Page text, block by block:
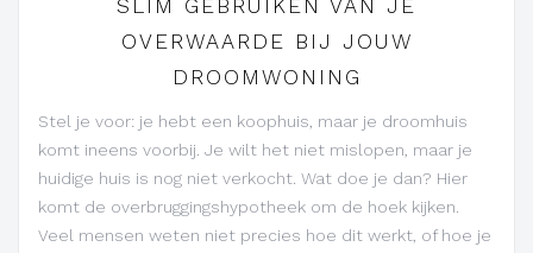
SLIM GEBRUIKEN VAN JE
OVERWAARDE BIJ JOUW
DROOMWONING
Stel je voor: je hebt een koophuis, maar je droomhuis
komt ineens voorbij. Je wilt het niet mislopen, maar je
huidige huis is nog niet verkocht. Wat doe je dan? Hier
komt de overbruggingshypotheek om de hoek kijken.
Veel mensen weten niet precies hoe dit werkt, of hoe je